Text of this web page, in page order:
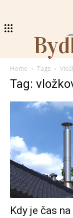
Home Tags
Tag:
Kdy je čas